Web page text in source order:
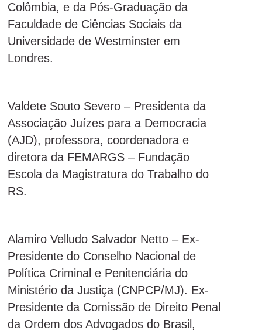
Colômbia, e da Pós-Graduação da
Faculdade de Ciências Sociais da
Universidade de Westminster em
Londres.
Valdete Souto Severo – Presidenta da
Associação Juízes para a Democracia
(AJD), professora, coordenadora e
diretora da FEMARGS – Fundação
Escola da Magistratura do Trabalho do
RS.
Alamiro Velludo Salvador Netto – Ex-
Presidente do Conselho Nacional de
Política Criminal e Penitenciária do
Ministério da Justiça (CNPCP/MJ). Ex-
Presidente da Comissão de Direito Penal
da Ordem dos Advogados do Brasil,